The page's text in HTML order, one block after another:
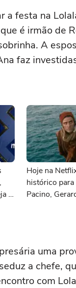
a festa na
é irmão de
A
faz
a
Hoje na
histórico
Pacino,
uma
a chefe,
com